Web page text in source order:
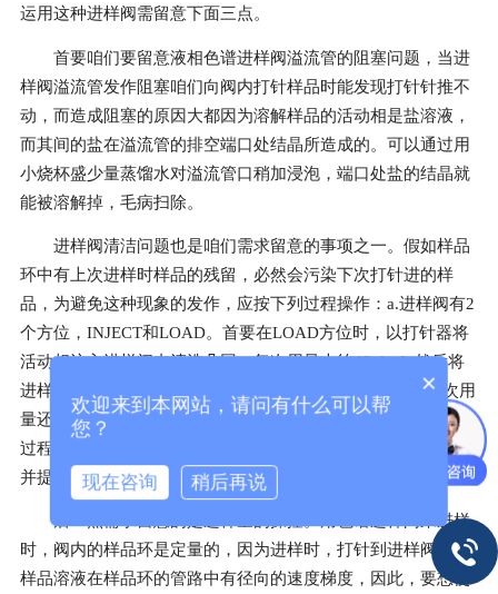
运用这种进样阀需留意下面三点。
首要咱们要留意液相色谱进样阀溢流管的阻塞问题，当进
样阀溢流管发作阻塞咱们向阀内打针样品时能发现打针针推不
动，而造成阻塞的原因大都因为溶解样品的活动相是盐溶液，
而其间的盐在溢流管的排空端口处结晶所造成的。可以通过用
小烧杯盛少量蒸馏水对溢流管口稍加浸泡，端口处盐的结晶就
能被溶解掉，毛病扫除。
进样阀清洁问题也是咱们需求留意的事项之一。假如样品
环中有上次进样时样品的残留，必然会污染下次打针进的样
品，为避免这种现象的发作，应按下列过程操作：a.进样阀有2
个方位，INJECT和LOAD。首要在LOAD方位时，以打针器将
活动相注入进样阀内清洗几回，每次用量大约40ul；b.然后将
进样阀板手扳至INJECT方位时，再以活动相清洗几回，每次用
量还是40ul；c.之后，再将样品打针到进样阀里。依照上述的
过程操作，可以避免由进样阀引起的污染，从而使搅扰峰消除
并提高剖析结果的精确性。
后一点需求留意的是进样量的操控。用色谱进样阀来进样
时，阀内的样品环是定量的，因为进样时，打针到进样阀内的
样品溶液在样品环的管路中有径向的速度梯度，因此，要想使
×
欢迎来到本网站，请问有什么可以帮
您？
现在咨询 稍后再说